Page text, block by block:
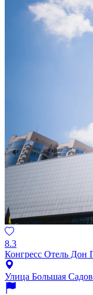
8.3
Конгресс Отель Дон
Улица Большая